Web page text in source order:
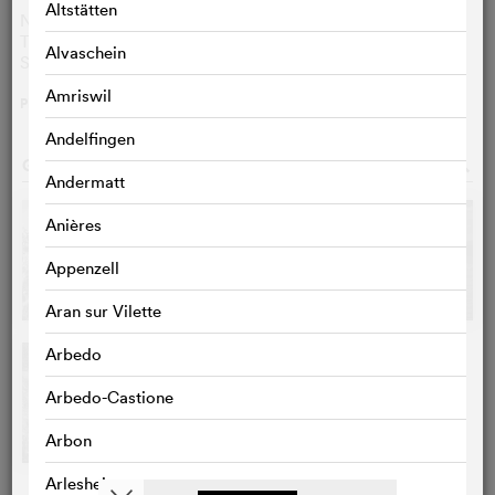
Altstätten
Alvaschein
Amriswil
Andelfingen
Andermatt
Anières
Appenzell
Aran sur Vilette
Arbedo
Arbedo-Castione
Arbon
Arlesheim
Nobuko Otowa
Taiji Tonoyama
Shinji Tanaka
PLUS>
GALERIE PHOTOS o